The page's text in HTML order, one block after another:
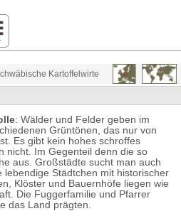
Kartoffelwirte
: Wälder und Felder geben im
Grüntönen, das nur von
Es gibt kein hohes schroffes
nicht. Im Gegenteil denn die so
aus. Großstädte sucht man auch
Städtchen mit historischer
Klöster und Bauernhöfe liegen wie
Die Fuggerfamilie und Pfarrer
das Land prägten.